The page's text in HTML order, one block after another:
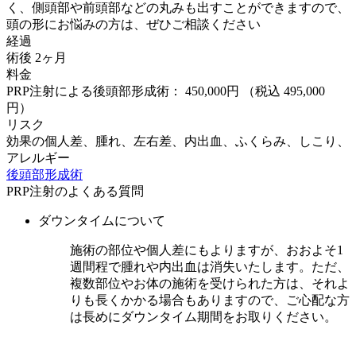
く、側頭部や前頭部などの丸みも出すことができますので、
頭の形にお悩みの方は、ぜひご相談ください
経過
術後 2ヶ月
料金
PRP注射による後頭部形成術： 450,000円
（税込 495,000
円）
リスク
効果の個人差、腫れ、左右差、内出血、ふくらみ、しこり、
アレルギー
後頭部形成術
PRP注射のよくある質問
ダウンタイムについて
施術の部位や個人差にもよりますが、おおよそ1
週間程で腫れや内出血は消失いたします。ただ、
複数部位やお体の施術を受けられた方は、それよ
りも長くかかる場合もありますので、ご心配な方
は長めにダウンタイム期間をお取りください。